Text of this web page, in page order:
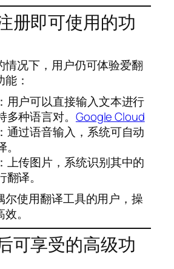
册即可使用的功
情况下，用户仍可体验爱翻
：
用户可以直接输入文本进行
种语言对。 Google Cloud
通过语音输入，系统可自动
上传图片，系统识别其中的
译。
尔使用翻译工具的用户，操
。
可享受的高级功